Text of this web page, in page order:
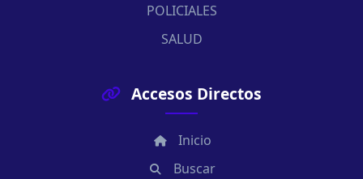
POLICIALES
SALUD
Accesos Directos
Inicio
Buscar